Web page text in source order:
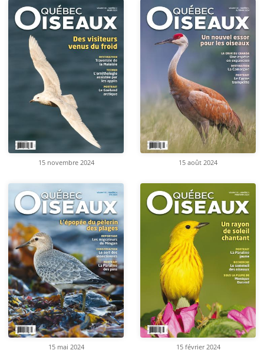
15 novembre 2024 15 août 2024
15 mai 2024 15 février 2024